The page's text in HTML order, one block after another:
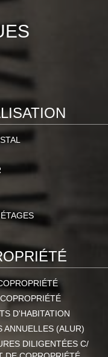
D'HABITATION
ANNUELLES (ALUR)
DILIGENTÉES C/